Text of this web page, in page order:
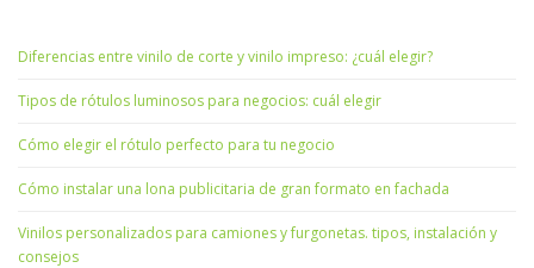
Diferencias entre vinilo de corte y vinilo impreso: ¿cuál elegir?
Tipos de rótulos luminosos para negocios: cuál elegir
Cómo elegir el rótulo perfecto para tu negocio
Cómo instalar una lona publicitaria de gran formato en fachada
Vinilos personalizados para camiones y furgonetas. tipos, instalación y
consejos